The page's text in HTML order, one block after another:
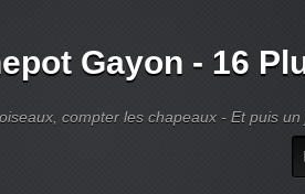
Gayon - 16
compter les chapeaux - Et puis un